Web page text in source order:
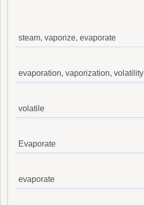
steam, vaporize, evaporate
evaporation, vaporization, volatility
volatile
Evaporate
evaporate